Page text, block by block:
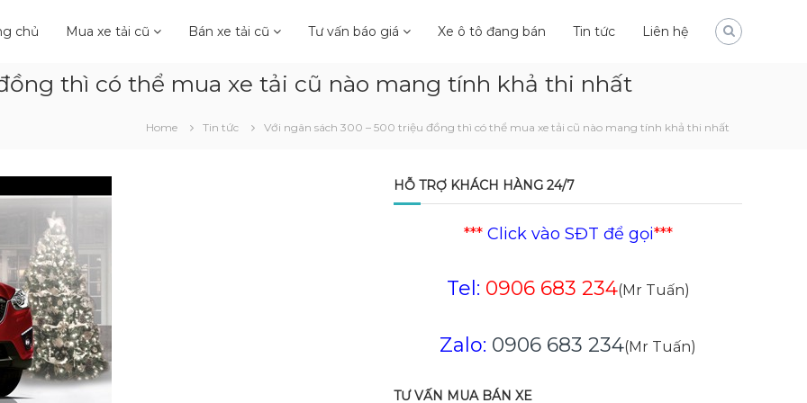
chủ Mua xe tải cũ Bán xe tải cũ Tư vấn báo giá Xe ô tô đang bán Tin tức Liên hệ
thì có thể mua xe tải cũ nào mang tính khả thi nhất
Home Tin tức Với ngân sách 300 – 500 triệu đồng thì có thể mua xe tải cũ nào mang tính khả thi nhất
HỖ TRỢ KHÁCH HÀNG 24/7
***Click vào SĐT để gọi***
Tel: 0906 683 234(Mr Tuấn)
Zalo: 0906 683 234(Mr Tuấn)
TƯ VẤN MUA BÁN XE